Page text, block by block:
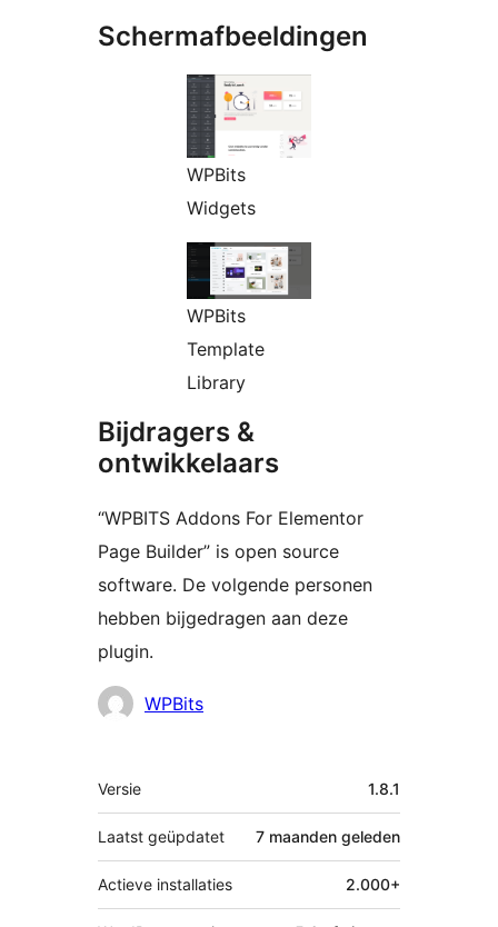
Schermafbeeldingen
WPBits
Widgets
WPBits
Template
Library
Bijdragers &
ontwikkelaars
“WPBITS Addons For Elementor
Page Builder” is open source
software. De volgende personen
hebben bijgedragen aan deze
plugin.
Bijdragers
WPBits
Meta
Versie 1.8.1
Laatst geüpdatet 7 maanden geleden
Actieve installaties 2.000+